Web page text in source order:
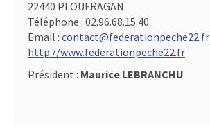
22440 PLOUFRAGAN
Téléphone : 02.96.68.15.40
Email : contact@federationpeche22.fr
http://www.federationpeche22.fr
Président : Maurice LEBRANCHU